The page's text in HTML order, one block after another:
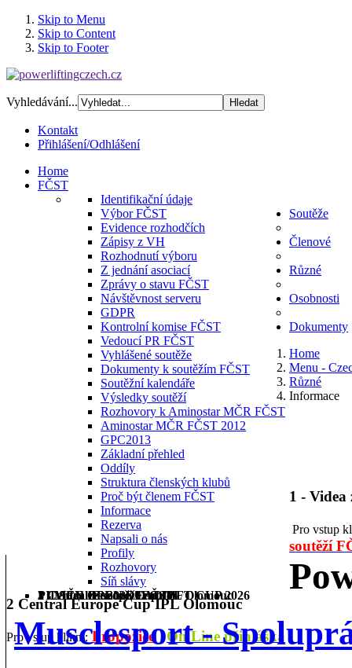
Skip to Menu
Skip to Content
Skip to Footer
Vyhledávání...
Kontakt
Přihlášení/Odhlášení
Home
FČST
Identifikační údaje
Výbor FČST
Evidence rozhodčích
Zápisy z VH
Rozhodnutí výboru
Z jednání asociací
Zprávy o stavu FČST
Návštěvnost serveru
GDPR
Kontrolní komise FČST
Vedoucí PR FČST
Soutěže
Vyhlášené soutěže
Dokumenty k soutěžím FČST
Soutěžní kalendáře
Výsledky soutěží
Rozhovory k Aminostar MČR FČST
Aminostar MČR FČST 2012
GPC2013
Členové
Základní přehled
Oddíly
Struktura členských klubů
Proč být členem FČST
Různé
Informace
Rezerva
Osobnosti
Napsali o nás
Profily
Rozhovory
Síň slávy
Dokumenty
Home
Menu -
Různé
Informace
1 - Videa ze soutěží FČST
2 Central Europe Cup IPL Olomouc
3 - MČR BP 2026 Trutnov
PILSEN OPEN DEADLIFT CUP 2026
1 - Videa
Pro vstup
soutěží
2 Central Europe Cup IPL Olomouc
Pro vstup klikni: Propozice On Line přihláška
Musclesport -